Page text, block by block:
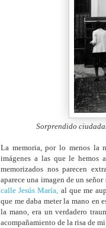
Sorprendido
La memoria, por lo menos la
imágenes a las que le hemos
memorizados nos parecen
aparece una imagen de un
calle Jesús María, al que me
que me daba meter la mano en
la mano, era un verdadero
acompañamiento de la risa de